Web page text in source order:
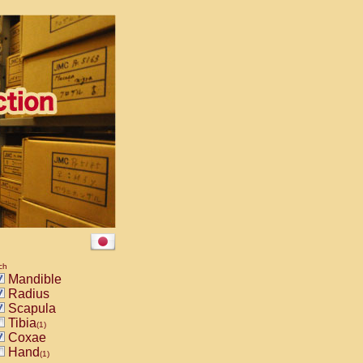
Mandible
Radius
Scapula
Tibia(1)
Coxae
Hand(1)